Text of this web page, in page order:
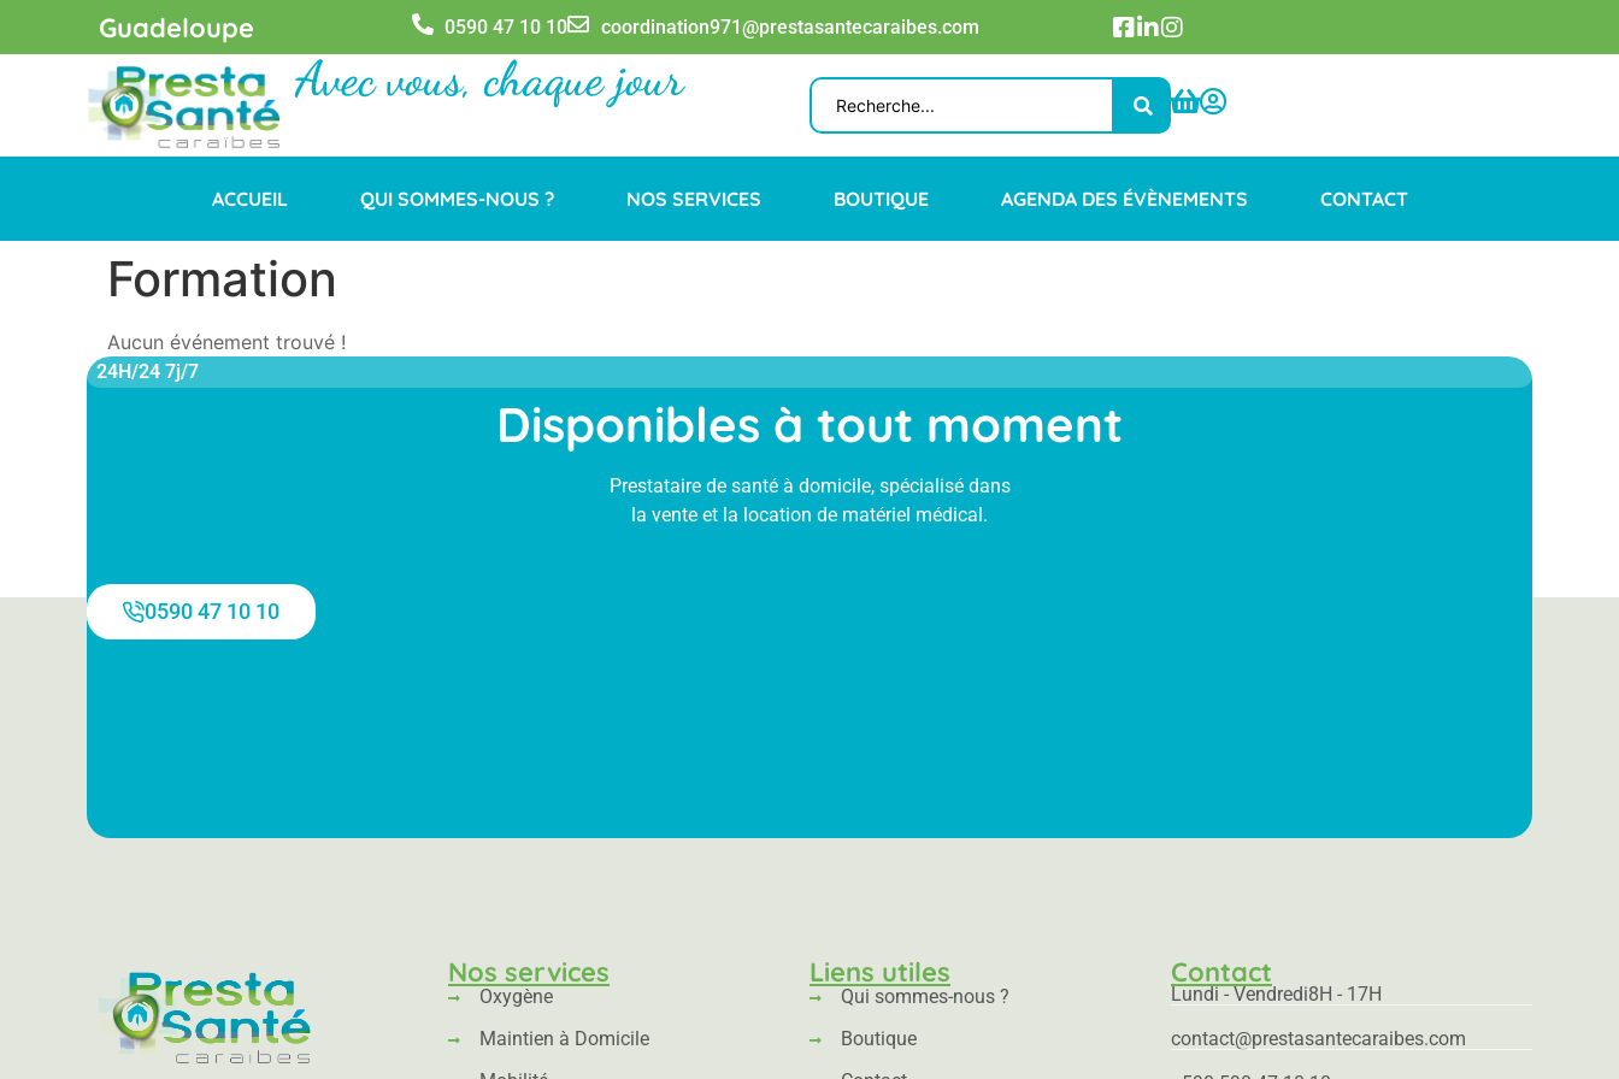
Guadeloupe 0590 47 10 10 coordination971@prestasantecaraibes.com
Avec vous, chaque jour
ACCUEIL QUI SOMMES-NOUS ? NOS SERVICES BOUTIQUE AGENDA DES ÉVÈNEMENTS CONTACT
Formation
Aucun événement trouvé !
24H/24 7j/7
Disponibles à tout moment
Prestataire de santé à domicile, spécialisé dans
la vente et la location de matériel médical.
0590 47 10 10
Nos services
Oxygène
Maintien à Domicile
Liens utiles
Qui sommes-nous ?
Boutique
Contact
Lundi - Vendredi8H - 17H
contact@prestasantecaraibes.com